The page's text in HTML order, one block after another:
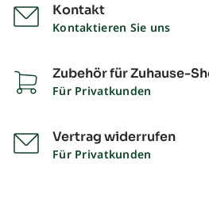
Kontakt
Kontaktieren Sie uns
Zubehör für Zuhause-
Für Privatkunden
Vertrag widerrufen
Für Privatkunden